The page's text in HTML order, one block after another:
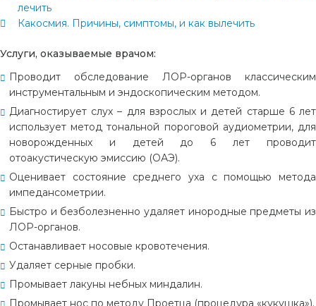
лечить
Какосмия. Причины, симптомы, и как вылечить
Услуги, оказываемые врачом:
Проводит обследование ЛОР-органов классическим
инструментальным и эндоскопическим методом.
Диагностирует слух – для взрослых и детей старше 6 лет
использует метод тональной пороговой аудиометрии, для
новорожденных и детей до 6 лет проводит
отоакустическую эмиссию (ОАЭ).
Оценивает состояние среднего уха с помощью метода
импедансометрии.
Быстро и безболезненно удаляет инородные предметы из
ЛОР-органов.
Останавливает носовые кровотечения.
Удаляет серные пробки.
Промывает лакуны небных миндалин.
Промывает нос по методу Проетца (процедура «кукушка»).